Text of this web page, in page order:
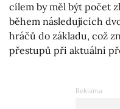
cílem by měl být počet
během následujících
hráčů do základu, což
přestupů při aktuální